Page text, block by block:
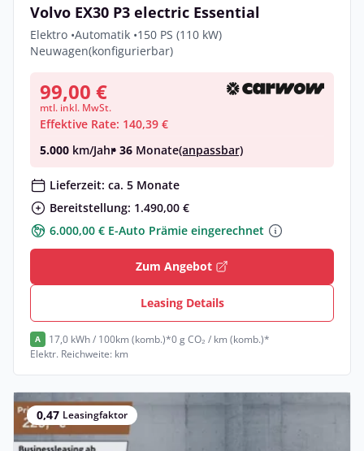
Volvo EX30 P3 electric Essential
Elektro •Automatik •150 PS (110 kW)
Neuwagen(konfigurierbar)
99,00 €
mtl. inkl. MwSt.
Effektive Rate: 140,39 €
5.000 km/Jahr• 36 Monate(anpassbar)
Lieferzeit: ca. 5 Monate
Bereitstellung: 1.490,00 €
6.000,00 € E-Auto Prämie eingerechnet
Zum Angebot
Leasing Details
A 17,0 kWh / 100km (komb.)*0 g CO₂ / km (komb.)*
Elektr. Reichweite: km
0,47 Leasingfaktor